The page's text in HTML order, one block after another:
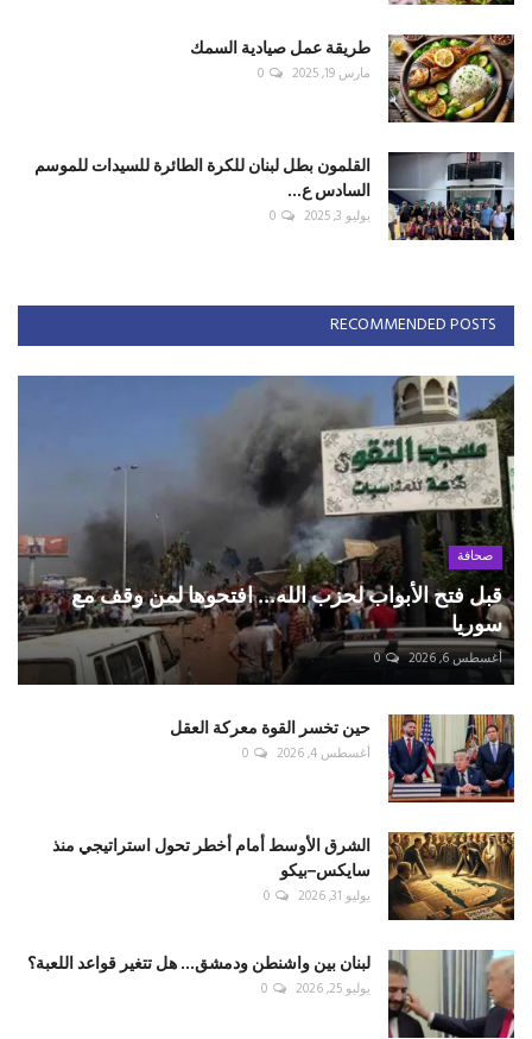
طريقة عمل صيادية السمك
مارس 19, 2025 0
القلمون بطل لبنان للكرة الطائرة للسيدات للموسم
السادس ع...
يوليو 3, 2025 0
RECOMMENDED POSTS
صحافة
قبل فتح الأبواب لحزب الله... افتحوها لمن وقف مع
سوريا
أغسطس 6, 2026 0
حين تخسر القوة معركة العقل
أغسطس 4, 2026 0
الشرق الأوسط أمام أخطر تحول استراتيجي منذ
سايكس–بيكو
يوليو 31, 2026 0
لبنان بين واشنطن ودمشق... هل تتغير قواعد اللعبة؟
يوليو 25, 2026 0